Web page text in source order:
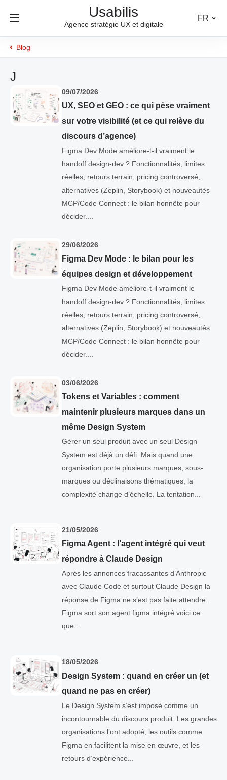
Usabilis
Agence stratégie UX et digitale
FR
Blog
J
09/07/2026
UX, SEO et GEO : ce qui pèse vraiment
sur votre visibilité (et ce qui relève du
discours d’agence)
Figma Dev Mode améliore-t-il vraiment le
handoff design-dev ? Fonctionnalités, limites
réelles, retours terrain, pricing controversé,
alternatives (Zeplin, Storybook) et nouveautés
MCP/Code Connect : le bilan honnête pour
décider....
29/06/2026
Figma Dev Mode : le bilan pour les
équipes design et développement
Figma Dev Mode améliore-t-il vraiment le
handoff design-dev ? Fonctionnalités, limites
réelles, retours terrain, pricing controversé,
alternatives (Zeplin, Storybook) et nouveautés
MCP/Code Connect : le bilan honnête pour
décider....
03/06/2026
Tokens et Variables : comment
maintenir plusieurs marques dans un
même Design System
Gérer un seul produit avec un seul Design
System est déjà un défi. Mais quand une
organisation porte plusieurs marques, sous-
marques ou déclinaisons thématiques, la
complexité change d’échelle. La tentation...
21/05/2026
Figma Agent : l’agent intégré qui veut
répondre à Claude Design
Après les annonces fracassantes d’Anthropic
avec Claude Code et surtout Claude Design la
réponse de Figma ne s’est pas faite attendre.
Figma sort son agent figma intégré voici ce
que...
18/05/2026
Design System : quand en créer un (et
quand ne pas en créer)
Le Design System s’est imposé comme un
incontournable du discours produit. Les grandes
organisations l’ont adopté, les outils comme
Figma en facilitent la mise en œuvre, et les
retours d’expérience...